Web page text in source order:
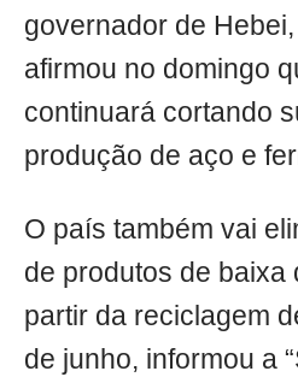
governador de
afirmou no domingo
continuará cortando
produção de aço e
O país também vai
de produtos de baixa
partir da reciclagem
de junho, informou a